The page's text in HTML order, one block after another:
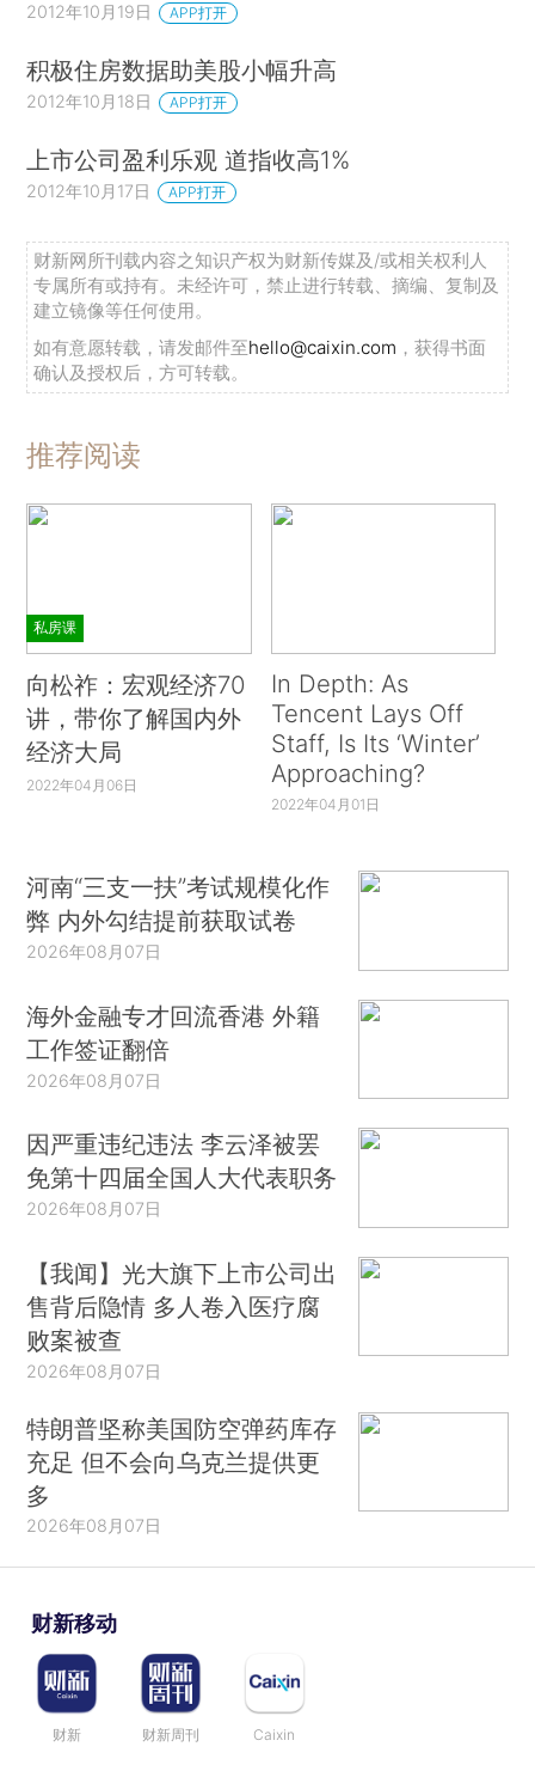
2012年10月19日 APP打开
积极住房数据助美股小幅升高
2012年10月18日 APP打开
上市公司盈利乐观 道指收高1%
2012年10月17日 APP打开
财新网所刊载内容之知识产权为财新传媒及/或相关权利人
专属所有或持有。未经许可，禁止进行转载、摘编、复制及
建立镜像等任何使用。
如有意愿转载，请发邮件至hello@caixin.com ，获得书面
确认及授权后，方可转载。
推荐阅读
私房课
向松祚：宏观经济70
讲，带你了解国内外
经济大局
2022年04月06日
In Depth: As
Tencent Lays Off
Staff, Is Its ‘Winter’
Approaching?
2022年04月01日
河南“三支一扶”考试规模化作
弊 内外勾结提前获取试卷
2026年08月07日
海外金融专才回流香港 外籍
工作签证翻倍
2026年08月07日
因严重违纪违法 李云泽被罢
免第十四届全国人大代表职务
2026年08月07日
【我闻】光大旗下上市公司出
售背后隐情 多人卷入医疗腐
败案被查
2026年08月07日
特朗普坚称美国防空弹药库存
充足 但不会向乌克兰提供更
多
2026年08月07日
财新移动
财新 财新周刊 Caixin